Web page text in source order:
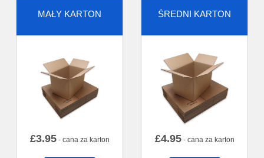
MAŁY KARTON
£3.95- cana za karton
ŚREDNI KARTON
£4.95- cana za karton